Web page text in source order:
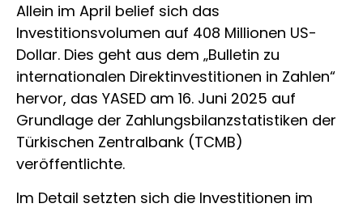
Allein im April belief sich das
Investitionsvolumen auf 408 Millionen US-
Dollar. Dies geht aus dem „Bulletin zu
internationalen Direktinvestitionen in Zahlen“
hervor, das YASED am 16. Juni 2025 auf
Grundlage der Zahlungsbilanzstatistiken der
Türkischen Zentralbank (TCMB)
veröffentlichte.
Im Detail setzten sich die Investitionen im